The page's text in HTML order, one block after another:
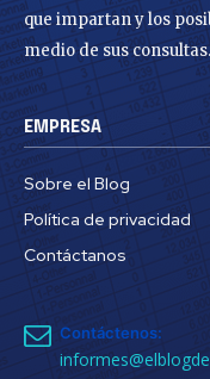
que impartan y los
medio de sus consultas.
EMPRESA
Sobre el Blog
Política de privacidad
Contáctanos
Contáctenos: